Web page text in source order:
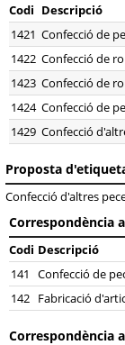
Codi Descripció
1421 Confecció de
1422 Confecció de
1423 Confecció de
1424 Confecció de
1429 Confecció
Proposta
Confecció d'altres
Correspondència
Codi Descripció
141
Confecció de
142 Fabricació
Correspondència